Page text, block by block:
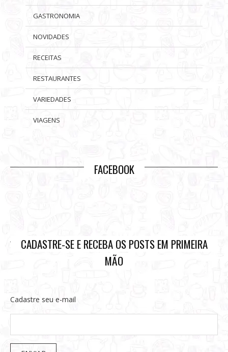
GASTRONOMIA
NOVIDADES
RECEITAS
RESTAURANTES
VARIEDADES
VIAGENS
FACEBOOK
CADASTRE-SE E RECEBA OS POSTS EM PRIMEIRA
MÃO
Cadastre seu e-mail